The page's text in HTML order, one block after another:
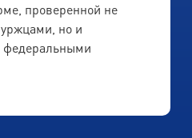
проверенной не
но и